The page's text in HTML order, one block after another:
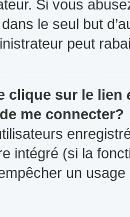
Si vous
le seul but
peut
clique sur le lien
me connecter?
intégré (si la
un